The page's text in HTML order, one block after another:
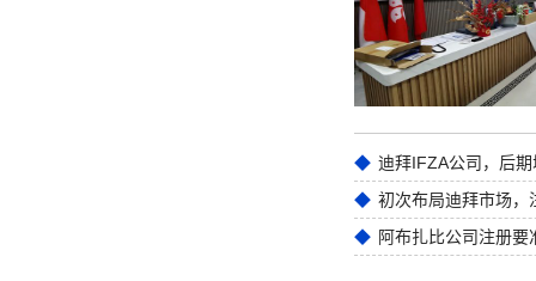
迪拜IFZA公司，后